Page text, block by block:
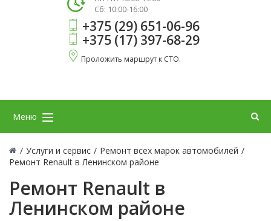
Сб: 10:00-16:00
+375 (29) 651-06-96
+375 (17) 397-68-29
Проложить маршрут к СТО.
Меню
/ Услуги и сервис / Ремонт всех марок автомобилей /
Ремонт Renault в Ленинском районе
Ремонт Renault в
Ленинском районе